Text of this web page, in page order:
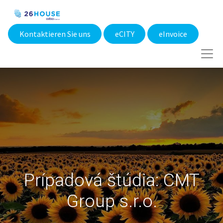
Kontaktieren Sie uns eCITY​ eInvoice
Prípadová štúdia: CMT
Group s.r.o.